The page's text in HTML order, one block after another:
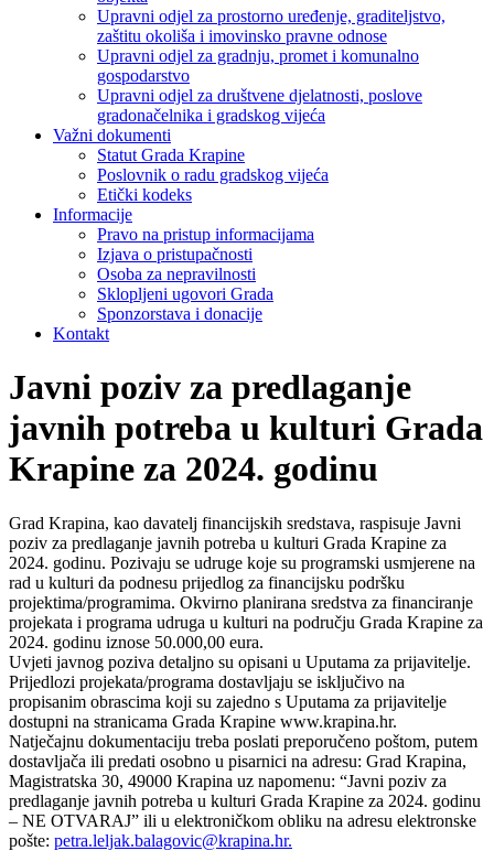
Upravni odjel za prostorno uređenje, graditeljstvo,
zaštitu okoliša i imovinsko pravne odnose
Upravni odjel za gradnju, promet i komunalno
gospodarstvo
Upravni odjel za društvene djelatnosti, poslove
gradonačelnika i gradskog vijeća
Važni dokumenti
Statut Grada Krapine
Poslovnik o radu gradskog vijeća
Etički kodeks
Informacije
Pravo na pristup informacijama
Izjava o pristupačnosti
Osoba za nepravilnosti
Sklopljeni ugovori Grada
Sponzorstava i donacije
Kontakt
Javni poziv za predlaganje
javnih potreba u kulturi Grada
Krapine za 2024. godinu
Grad Krapina, kao davatelj financijskih sredstava, raspisuje Javni
poziv za predlaganje javnih potreba u kulturi Grada Krapine za
2024. godinu. Pozivaju se udruge koje su programski usmjerene na
rad u kulturi da podnesu prijedlog za financijsku podršku
projektima/programima. Okvirno planirana sredstva za financiranje
projekata i programa udruga u kulturi na području Grada Krapine za
2024. godinu iznose 50.000,00 eura.
Uvjeti javnog poziva detaljno su opisani u Uputama za prijavitelje.
Prijedlozi projekata/programa dostavljaju se isključivo na
propisanim obrascima koji su zajedno s Uputama za prijavitelje
dostupni na stranicama Grada Krapine www.krapina.hr.
Natječajnu dokumentaciju treba poslati preporučeno poštom, putem
dostavljača ili predati osobno u pisarnici na adresu: Grad Krapina,
Magistratska 30, 49000 Krapina uz napomenu: “Javni poziv za
predlaganje javnih potreba u kulturi Grada Krapine za 2024. godinu
– NE OTVARAJ” ili u elektroničkom obliku na adresu elektronske
pošte: petra.leljak.balagovic@krapina.hr.